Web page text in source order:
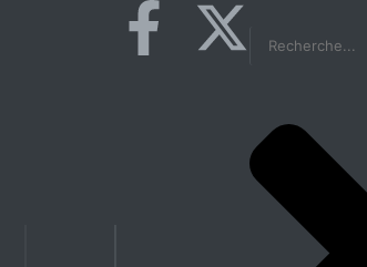
Les États généraux de la Santé en préparation